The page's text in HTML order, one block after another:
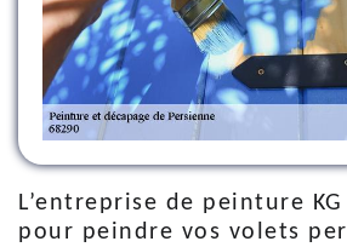
L’entreprise de peinture
pour peindre vos volets